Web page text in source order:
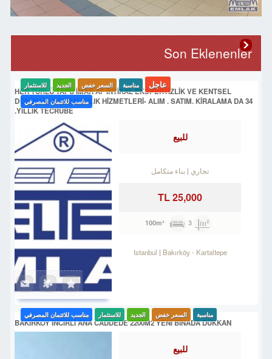
Son Eklenenler
HER TÜRLÜ TAPU İMAR AF İNTİKAL EKSPERTİZLİK VE KENTSEL
DÖNÜŞÜM DANIŞMANLIK HİZMETLERİ- ALIM . SATIM. KİRALAMA DA 34
YILLIK TECRÜBE.
عاجل مناسبة السعر خفض الجديد
للاستثمار
مناسب للائتمان المصرفي
للبيع
تجاري بناء متكامل
25,000 TL
3
Istanbul Bakırköy- Kartaltepe
BAKIRKÖY İNCİRLİ ANA CADDEDE 2200M2 YENİ BİNADA DÜKKAN
مناسبة السعر خفض الجديد للاستثمار مناسب للائتمان المصرفي
للبيع